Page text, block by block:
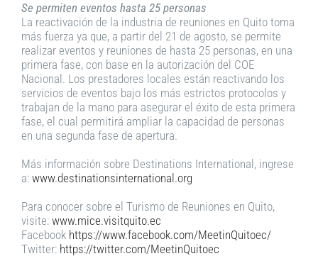
Se permiten eventos hasta 25 personas
La reactivación de la industria de reuniones en Quito toma
más fuerza ya que, a partir del 21 de agosto, se permite
realizar eventos y reuniones de hasta 25 personas, en una
primera fase, con base en la autorización del COE
Nacional. Los prestadores locales están reactivando los
servicios de eventos bajo los más estrictos protocolos y
trabajan de la mano para asegurar el éxito de esta primera
fase, el cual permitirá ampliar la capacidad de personas
en una segunda fase de apertura.
Más información sobre Destinations International, ingrese
a: www.destinationsinternational.org
Para conocer sobre el Turismo de Reuniones en Quito,
visite: www.mice.visitquito.ec
Facebook https://www.facebook.com/MeetinQuitoec/
Twitter: https://twitter.com/MeetinQuitoec